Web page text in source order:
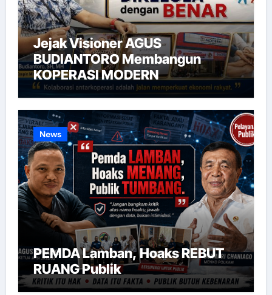
Jejak Visioner AGUS
BUDIANTORO Membangun
KOPERASI MODERN
News
PEMDA Lamban, Hoaks REBUT
RUANG Publik